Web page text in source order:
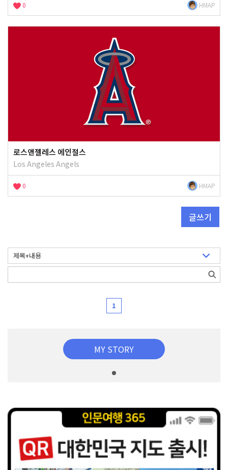
0 HMAP
로스앤젤레스 에인절스
Los Angeles Angels
0 HMAP
글쓰기
1
MY STORY